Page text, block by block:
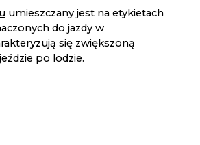
umieszczany jest na etykietach
do jazdy w
się zwiększoną
po lodzie.